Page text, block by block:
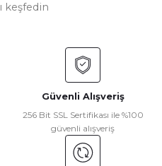
ederiz.
bulunuyor.
olmalı.
keşfedin
Çerçeveli Dokuma Taban
Güvenli Alışveriş
256 Bit SSL Sertifikası ile %100
güvenli alışveriş